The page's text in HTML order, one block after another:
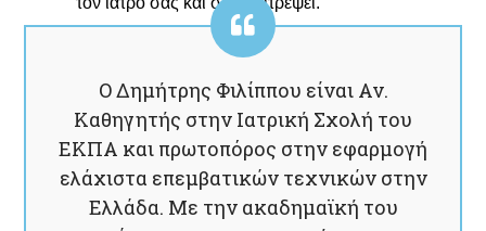
Ο Δημήτρης Φιλίππου είναι Αν.
Καθηγητής στην Ιατρική Σχολή του
ΕΚΠΑ και πρωτοπόρος στην εφαρμογή
ελάχιστα επεμβατικών τεχνικών στην
Ελλάδα. Με την ακαδημαϊκή του